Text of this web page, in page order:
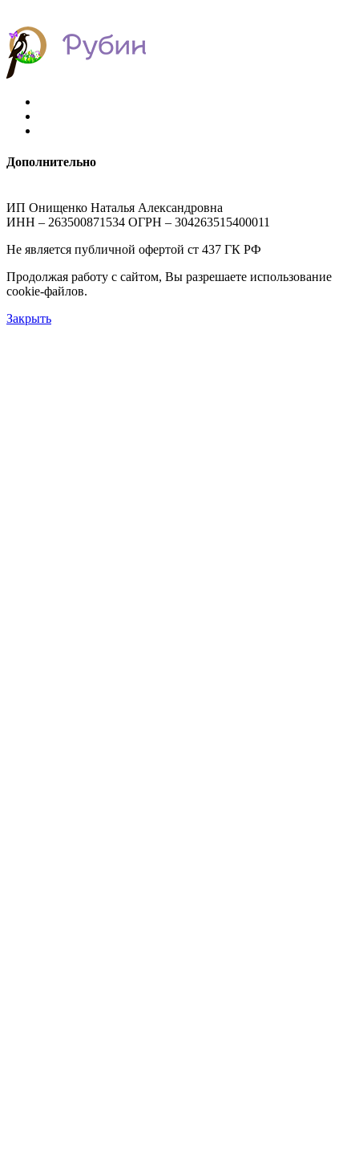
Дополнительно
ИП Онищенко Наталья Александровна
ИНН – 263500871534 ОГРН – 304263515400011
Не является публичной офертой ст 437 ГК РФ
Продолжая работу с сайтом, Вы разрешаете использование
cookie-файлов.
Закрыть